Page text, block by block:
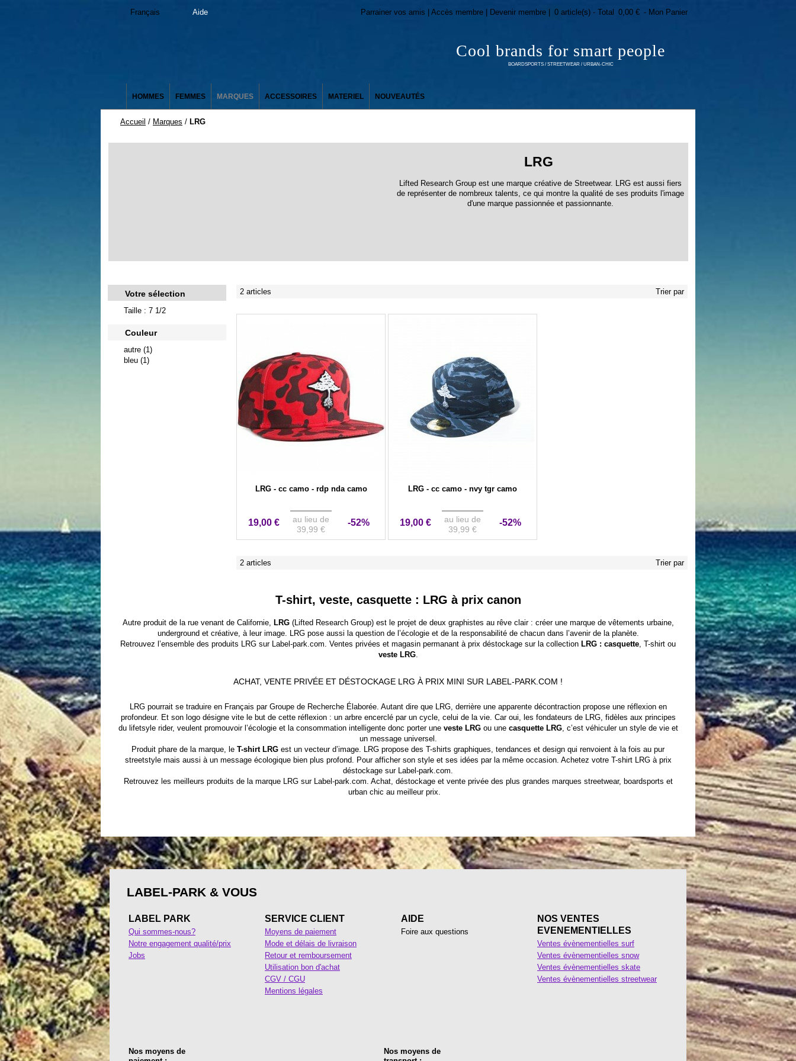
Cool brands for smart people
BOARDSPORTS / STREETWEAR / URBAN-CHIC
Français Aide Parrainer vos amis | Accès membre | Devenir membre | 0 article(s) - Total 0,00 € - Mon Panier
HOMMES FEMMES MARQUES ACCESSOIRES MATERIEL NOUVEAUTÉS
Accueil / Marques / LRG
LRG
Lifted Research Group est une marque créative de Streetwear. LRG est aussi fiers
de représenter de nombreux talents, ce qui montre la qualité de ses produits l'image
d'une marque passionnée et passionnante.
Votre sélection
Taille : 7 1/2
Couleur
autre (1)
bleu (1)
2 articles Trier par
LRG - cc camo - rdp nda camo
19,00 €
au lieu de
39,99 €
-52%
LRG - cc camo - nvy tgr camo
19,00 €
au lieu de
39,99 €
-52%
2 articles Trier par
T-shirt, veste, casquette : LRG à prix canon
Autre produit de la rue venant de Californie, LRG(Lifted Research Group) est le projet de deux graphistes au rêve clair : créer une marque de vêtements urbaine,
underground et créative, à leur image. LRG pose aussi la question de l’écologie et de la responsabilité de chacun dans l’avenir de la planète.
Retrouvez l’ensemble des produits LRG sur Label-park.com. Ventes privées et magasin permanant à prix déstockage sur la collection LRG : casquette , T-shirt ou
veste LRG.
ACHAT, VENTE PRIVÉE ET DÉSTOCKAGE LRG À PRIX MINI SUR LABEL-PARK.COM !
LRG pourrait se traduire en Français par Groupe de Recherche Élaborée. Autant dire que LRG, derrière une apparente décontraction propose une réflexion en
profondeur. Et son logo désigne vite le but de cette réflexion : un arbre encerclé par un cycle, celui de la vie. Car oui, les fondateurs de LRG, fidèles aux principes
du lifetsyle rider, veulent promouvoir l’écologie et la consommation intelligente donc porter une veste LRGou une casquette LRG, c’est véhiculer un style de vie et
un message universel.
Produit phare de la marque, le T-shirt LRG est un vecteur d’image. LRG propose des T-shirts graphiques, tendances et design qui renvoient à la fois au pur
streetstyle mais aussi à un message écologique bien plus profond. Pour afficher son style et ses idées par la même occasion. Achetez votre T-shirt LRG à prix
déstockage sur Label-park.com.
Retrouvez les meilleurs produits de la marque LRGsur Label-park.com. Achat, déstockage et vente privée des plus grandes marques streetwear, boardsports et
urban chic au meilleur prix.
LABEL-PARK & VOUS
LABEL PARK
Qui sommes-nous?
Notre engagement qualité/prix
Jobs
SERVICE CLIENT
Moyens de paiement
Mode et délais de livraison
Retour et remboursement
Utilisation bon d'achat
CGV / CGU
Mentions légales
AIDE
Foire aux questions
NOS VENTES
EVENEMENTIELLES
Ventes évènementielles surf
Ventes évènementielles snow
Ventes évènementielles skate
Ventes évènementielles streetwear
Nos moyens de
Nos moyens de